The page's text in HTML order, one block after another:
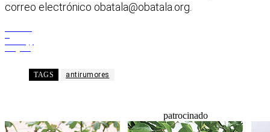
correo electrónico obatala@obatala.org.
TAGS antirumores
patrocinado